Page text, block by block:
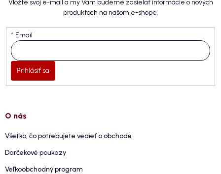
Vložte svoj e-mail a my Vám budeme zasielať informácie o nových
produktoch na našom e-shope.
Email
Prihlásiť sa
O nás
Všetko, čo potrebujete vedieť o obchode
Darčekové poukazy
Veľkoobchodný program